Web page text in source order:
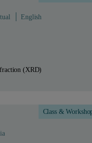
English
(XRD)
Class &